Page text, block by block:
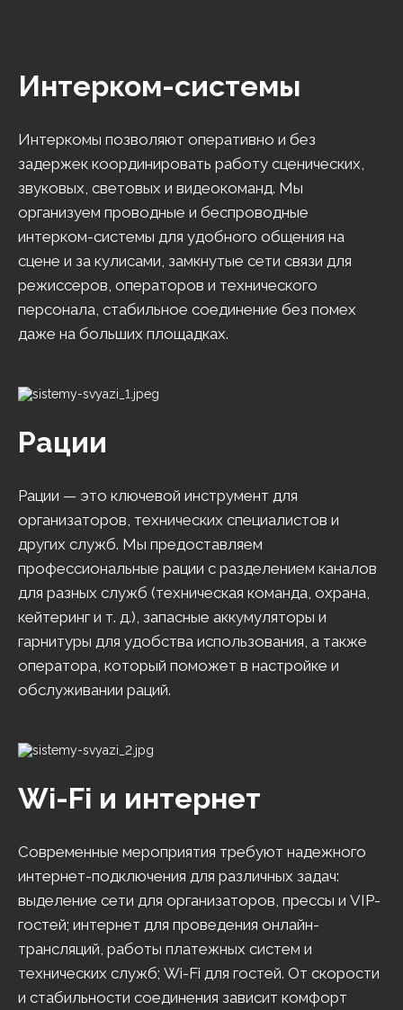
Интерком-системы
Интеркомы позволяют оперативно и без
задержек координировать работу сценических,
звуковых, световых и видеокоманд. Мы
организуем проводные и беспроводные
интерком-системы для удобного общения на
сцене и за кулисами, замкнутые сети связи для
режиссеров, операторов и технического
персонала, стабильное соединение без помех
даже на больших площадках.
Рации
Рации — это ключевой инструмент для
организаторов, технических специалистов и
других служб. Мы предоставляем
профессиональные рации с разделением каналов
для разных служб (техническая команда, охрана,
кейтеринг и т. д.), запасные аккумуляторы и
гарнитуры для удобства использования, а также
оператора, который поможет в настройке и
обслуживании раций.
Wi-Fi и интернет
Современные мероприятия требуют надежного
интернет-подключения для различных задач:
выделение сети для организаторов, прессы и VIP-
гостей; интернет для проведения онлайн-
трансляций, работы платежных систем и
технических служб; Wi-Fi для гостей. От скорости
и стабильности соединения зависит комфорт